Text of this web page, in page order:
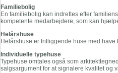
Familiebolig
En familiebolig kan indrettes efter
kompetente medarbejdere, som kan
Helårshuse
Helårshuse er fritliggende huse med
Individuelle typehuse
Typehuse omtales også som
salgsargument for at signalere kvalitet og